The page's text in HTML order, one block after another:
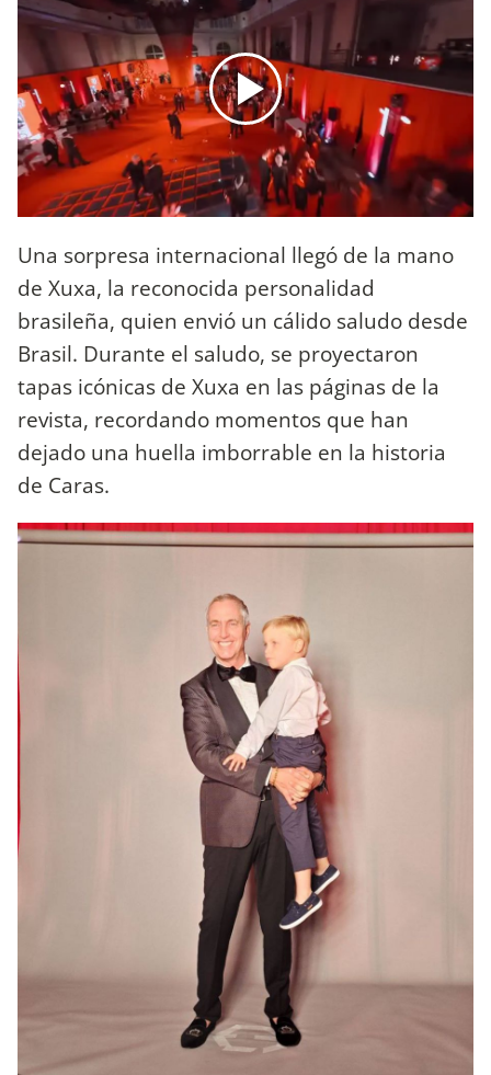
Una sorpresa internacional llegó de la mano
de Xuxa, la reconocida personalidad
brasileña, quien envió un cálido saludo desde
Brasil. Durante el saludo, se proyectaron
tapas icónicas de Xuxa en las páginas de la
revista, recordando momentos que han
dejado una huella imborrable en la historia
de Caras.